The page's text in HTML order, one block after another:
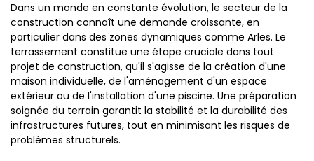
Dans un monde en constante évolution, le secteur de la
construction connaît une demande croissante, en
particulier dans des zones dynamiques comme Arles. Le
terrassement constitue une étape cruciale dans tout
projet de construction, qu'il s'agisse de la création d'une
maison individuelle, de l'aménagement d'un espace
extérieur ou de l'installation d'une piscine. Une préparation
soignée du terrain garantit la stabilité et la durabilité des
infrastructures futures, tout en minimisant les risques de
problèmes structurels.